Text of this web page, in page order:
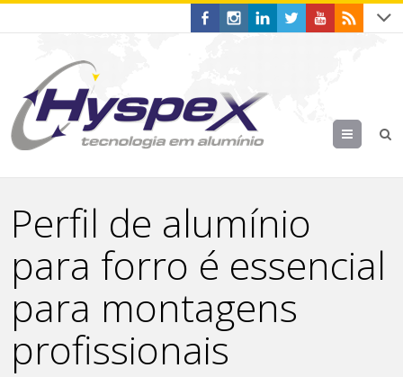
Menu
Perfil de alumínio
para forro é essencial
para montagens
profissionais